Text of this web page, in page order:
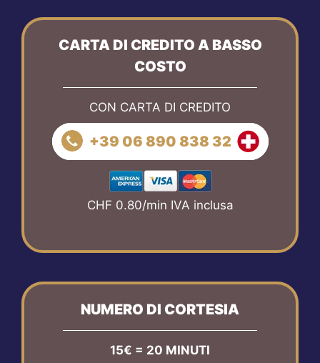
CARTA DI CREDITO A BASSO
COSTO
CON CARTA DI CREDITO
+39 06 890 838 32
CHF 0.80/min IVA inclusa
NUMERO DI CORTESIA
15€ = 20 MINUTI